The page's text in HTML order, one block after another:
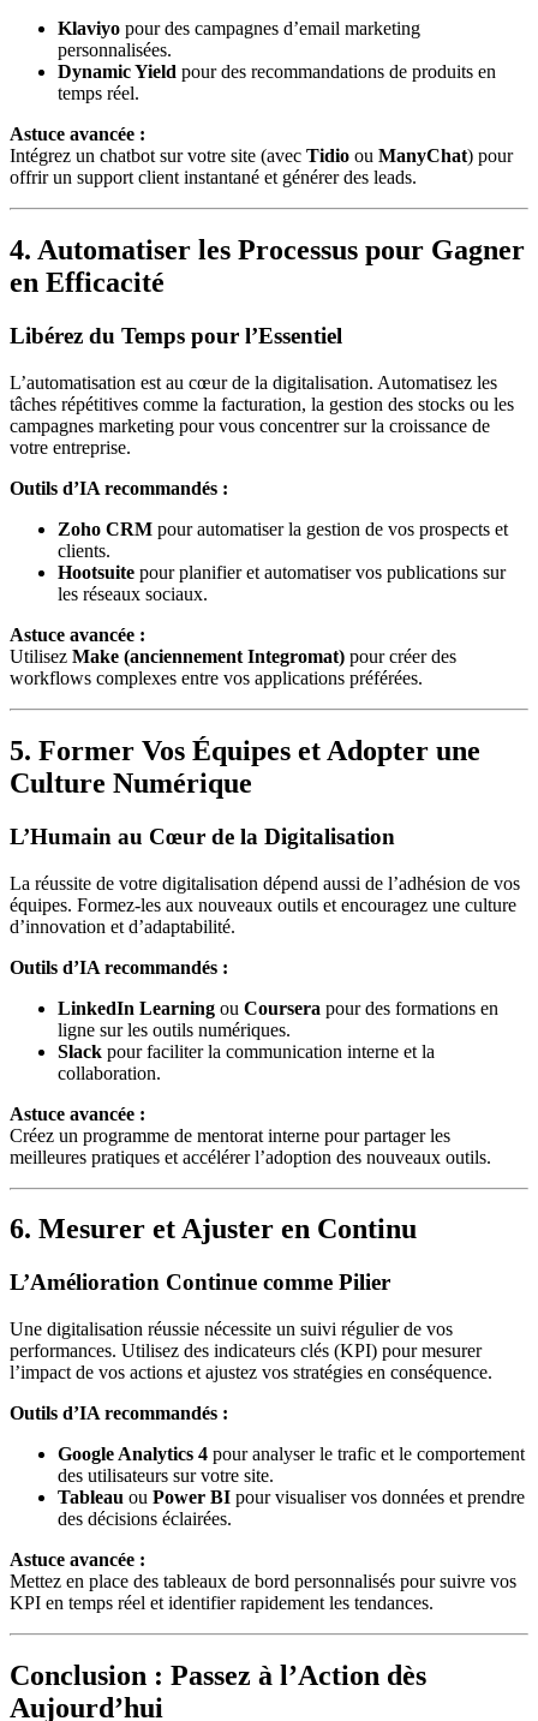
Klaviyo pour des campagnes d’email marketing
personnalisées.
Dynamic Yield pour des recommandations de produits en
temps réel.
Astuce avancée :
Intégrez un chatbot sur votre site (avec Tidio ou ManyChat) pour
offrir un support client instantané et générer des leads.
4. Automatiser les Processus pour Gagner
en Efficacité
Libérez du Temps pour l’Essentiel
L’automatisation est au cœur de la digitalisation. Automatisez les
tâches répétitives comme la facturation, la gestion des stocks ou les
campagnes marketing pour vous concentrer sur la croissance de
votre entreprise.
Outils d’IA recommandés :
Zoho CRM pour automatiser la gestion de vos prospects et
clients.
Hootsuite pour planifier et automatiser vos publications sur
les réseaux sociaux.
Astuce avancée :
Utilisez Make (anciennement Integromat) pour créer des
workflows complexes entre vos applications préférées.
5. Former Vos Équipes et Adopter une
Culture Numérique
L’Humain au Cœur de la Digitalisation
La réussite de votre digitalisation dépend aussi de l’adhésion de vos
équipes. Formez-les aux nouveaux outils et encouragez une culture
d’innovation et d’adaptabilité.
Outils d’IA recommandés :
LinkedIn Learning ou Coursera pour des formations en
ligne sur les outils numériques.
Slack pour faciliter la communication interne et la
collaboration.
Astuce avancée :
Créez un programme de mentorat interne pour partager les
meilleures pratiques et accélérer l’adoption des nouveaux outils.
6. Mesurer et Ajuster en Continu
L’Amélioration Continue comme Pilier
Une digitalisation réussie nécessite un suivi régulier de vos
performances. Utilisez des indicateurs clés (KPI) pour mesurer
l’impact de vos actions et ajustez vos stratégies en conséquence.
Outils d’IA recommandés :
Google Analytics 4 pour analyser le trafic et le comportement
des utilisateurs sur votre site.
Tableau ou Power BI pour visualiser vos données et prendre
des décisions éclairées.
Astuce avancée :
Mettez en place des tableaux de bord personnalisés pour suivre vos
KPI en temps réel et identifier rapidement les tendances.
Conclusion : Passez à l’Action dès
Aujourd’hui